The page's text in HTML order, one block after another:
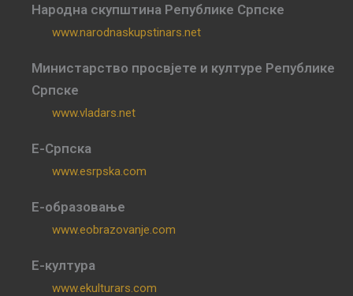
Народна скупштина Републике Српске
www.narodnaskupstinars.net
Министарство просвјете и културе Републике
Српске
www.vladars.net
Е-Српска
www.esrpska.com
Е-образовање
www.eobrazovanje.com
Е-култура
www.ekulturars.com